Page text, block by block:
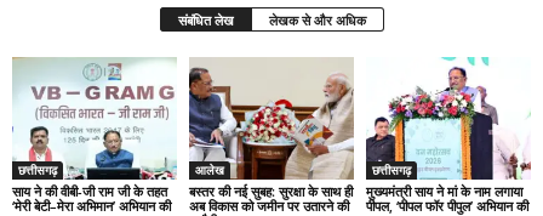
संबंधित लेख लेखक से और अधिक
छत्तीसगढ़
साय ने की वीबी-जी राम जी के तहत
‘मेरी बेटी–मेरा अभिमान’ अभियान की
आलेख
बस्तर की नई सुबह: सुरक्षा के साथ ही
अब विकास को जमीन पर उतारने की
छत्तीसगढ़
मुख्यमंत्री साय ने मां के नाम लगाया
पीपल, ‘पीपल फॉर पीपुल’ अभियान की